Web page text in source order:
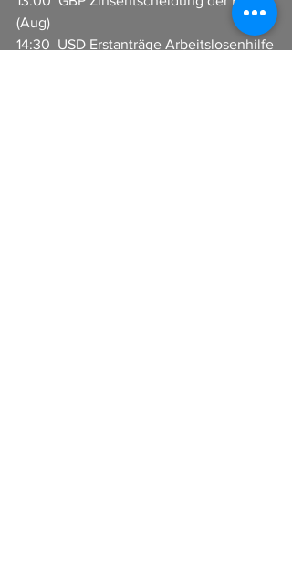
(Aug)
14:30  USD Erstanträge Arbeitslosenhilfe